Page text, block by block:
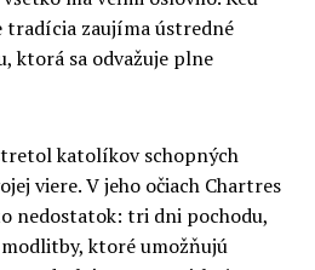
tradícia zaujíma ústredné
ktorá sa odvažuje plne
katolíkov schopných
viere. V jeho očiach Chartres
nedostatok: tri dni pochodu,
ktoré umožňujú